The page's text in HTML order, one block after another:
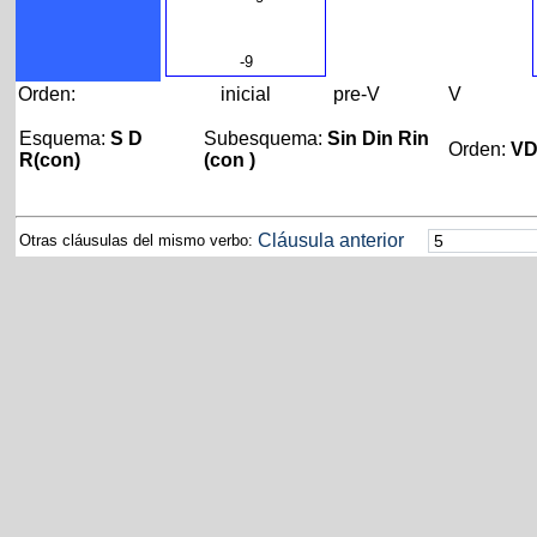
-9
Orden: inicial pre-V V
Esquema: S D
R(con)
Subesquema:Sin Din Rin
(con )
Orden:
Otras cláusulas del mismo verbo: Cláusula anterior